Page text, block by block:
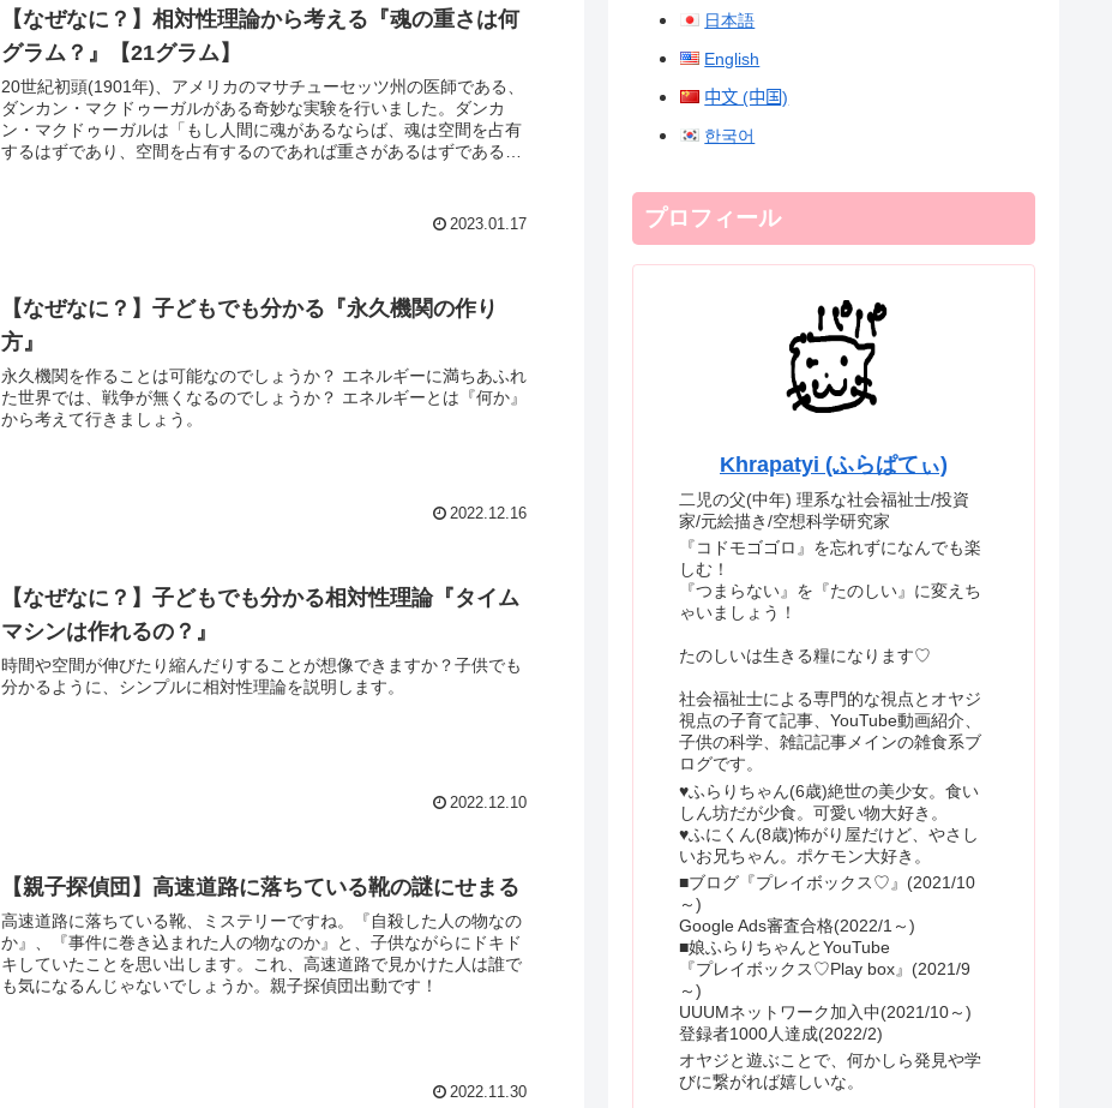
【なぜなに？】相対性理論から考える『魂の重さは何
グラム？』【21グラム】
20世紀初頭(1901年)、アメリカのマサチューセッツ州の医師である、
ダンカン・マクドゥーガルがある奇妙な実験を行いました。ダンカ
ン・マクドゥーガルは「もし人間に魂があるならば、魂は空間を占有
するはずであり、空間を占有するのであれば重さがあるはずである」
2023.01.17
【なぜなに？】子どもでも分かる『永久機関の作り
方』
永久機関を作ることは可能なのでしょうか？ エネルギーに満ちあふれ
た世界では、戦争が無くなるのでしょうか？ エネルギーとは『何か』
から考えて行きましょう。
2022.12.16
【なぜなに？】子どもでも分かる相対性理論『タイム
マシンは作れるの？』
時間や空間が伸びたり縮んだりすることが想像できますか？子供でも
分かるように、シンプルに相対性理論を説明します。
2022.12.10
【親子探偵団】高速道路に落ちている靴の謎にせまる
高速道路に落ちている靴、ミステリーですね。『自殺した人の物なの
か』、『事件に巻き込まれた人の物なのか』と、子供ながらにドキド
キしていたことを思い出します。これ、高速道路で見かけた人は誰で
も気になるんじゃないでしょうか。親子探偵団出動です！
2022.11.30
日本語
English
中文 (中国)
한국어
プロフィール
Khrapatyi (ふらぱてぃ)
二児の父(中年) 理系な社会福祉士/投資
家/元絵描き/空想科学研究家
『コドモゴゴロ』を忘れずになんでも楽
しむ！
『つまらない』を『たのしい』に変えち
ゃいましょう！
たのしいは生きる糧になります♡
社会福祉士による専門的な視点とオヤジ
視点の子育て記事、YouTube動画紹介、
子供の科学、雑記記事メインの雑食系ブ
ログです。
♥ふらりちゃん(6歳)絶世の美少女。食い
しん坊だが少食。可愛い物大好き。
♥ふにくん(8歳)怖がり屋だけど、やさし
いお兄ちゃん。ポケモン大好き。
■ブログ『プレイボックス♡』(2021/10
～)
Google Ads審査合格(2022/1～)
■娘ふらりちゃんとYouTube
『プレイボックス♡Play box』(2021/9
～)
UUUMネットワーク加入中(2021/10～)
登録者1000人達成(2022/2)
オヤジと遊ぶことで、何かしら発見や学
びに繋がれば嬉しいな。